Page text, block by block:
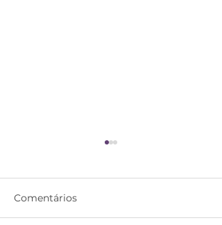
Comentários